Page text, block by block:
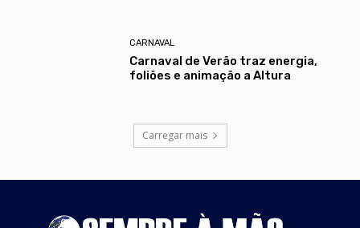
CARNAVAL
Carnaval de Verão traz energia,
foliões e animação a Altura
Carregar mais